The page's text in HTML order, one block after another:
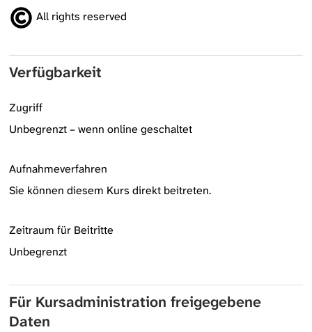
All rights reserved
Verfügbarkeit
Zugriff
Unbegrenzt – wenn online geschaltet
Aufnahmeverfahren
Sie können diesem Kurs direkt beitreten.
Zeitraum für Beitritte
Unbegrenzt
Für Kursadministration freigegebene
Daten